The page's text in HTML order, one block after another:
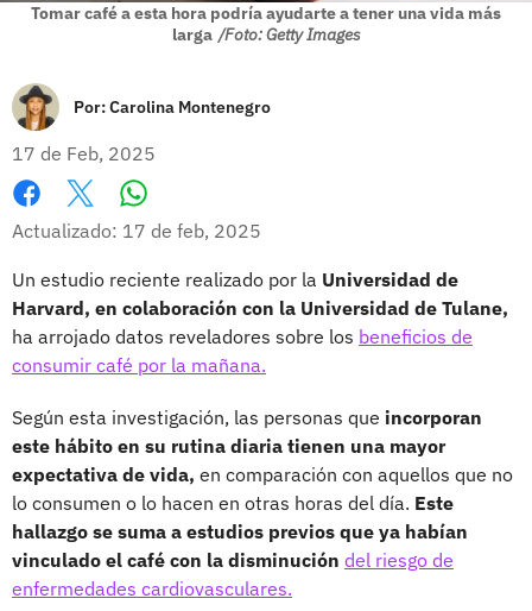
Tomar café a esta hora podría ayudarte a tener una vida más
larga /Foto: Getty Images
Por:Carolina Montenegro
17 de Feb, 2025
Facebook
X
Actualizado: 17 de feb, 2025
Un estudio reciente realizado por la Universidad de
Harvard, en colaboración con la Universidad de Tulane,
ha arrojado datos reveladores sobre los beneficios de
consumir café por la mañana.
Según esta investigación, las personas que incorporan
este hábito en su rutina diaria tienen una mayor
expectativa de vida, en comparación con aquellos que no
lo consumen o lo hacen en otras horas del día. Este
hallazgo se suma a estudios previos que ya habían
vinculado el café con la disminución del riesgo de
enfermedades cardiovasculares.